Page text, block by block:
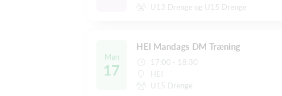
U13 Drenge og U15 Drenge
Man
17
HEI Mandags DM Træning
17:00 - 18:30
HEI
U15 Drenge